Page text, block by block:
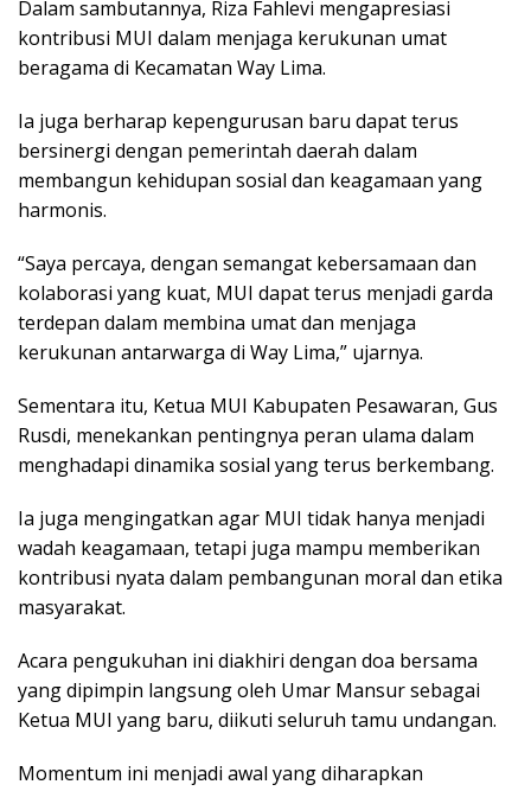
Dalam sambutannya, Riza Fahlevi mengapresiasi
kontribusi MUI dalam menjaga kerukunan umat
beragama di Kecamatan Way Lima.
Ia juga berharap kepengurusan baru dapat terus
bersinergi dengan pemerintah daerah dalam
membangun kehidupan sosial dan keagamaan yang
harmonis.
“Saya percaya, dengan semangat kebersamaan dan
kolaborasi yang kuat, MUI dapat terus menjadi garda
terdepan dalam membina umat dan menjaga
kerukunan antarwarga di Way Lima,” ujarnya.
Sementara itu, Ketua MUI Kabupaten Pesawaran, Gus
Rusdi, menekankan pentingnya peran ulama dalam
menghadapi dinamika sosial yang terus berkembang.
Ia juga mengingatkan agar MUI tidak hanya menjadi
wadah keagamaan, tetapi juga mampu memberikan
kontribusi nyata dalam pembangunan moral dan etika
masyarakat.
Acara pengukuhan ini diakhiri dengan doa bersama
yang dipimpin langsung oleh Umar Mansur sebagai
Ketua MUI yang baru, diikuti seluruh tamu undangan.
Momentum ini menjadi awal yang diharapkan